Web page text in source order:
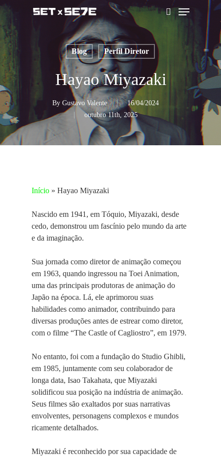
Skip
main
content
pesquisar
Menu
Blog Perfil Diretor
Hayao Miyazaki
By Gustavo Valente
16/04/2024
outubro 11th, 2025
Início » Hayao Miyazaki
Nascido em 1941, em Tóquio, Miyazaki, desde
cedo, demonstrou um fascínio pelo mundo da arte
e da imaginação.
Sua jornada como diretor de animação começou
em 1963, quando ingressou na Toei Animation,
uma das principais produtoras de animação do
Japão na época. Lá, ele aprimorou suas
habilidades como animador, contribuindo para
diversas produções antes de estrear como diretor,
com o filme “The Castle of Cagliostro”, em 1979.
No entanto, foi com a fundação do Studio Ghibli,
em 1985, juntamente com seu colaborador de
longa data, Isao Takahata, que Miyazaki
solidificou sua posição na indústria de animação.
Seus filmes são exaltados por suas narrativas
envolventes, personagens complexos e mundos
ricamente detalhados.
Miyazaki é reconhecido por sua capacidade de